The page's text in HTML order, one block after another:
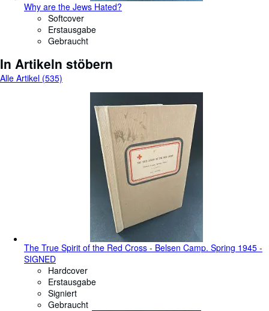
Why are the Jews Hated?
Softcover
Erstausgabe
Gebraucht
In Artikeln stöbern
Alle Artikel (535)
The True Spirit of the Red Cross - Belsen Camp. Spring 1945 -
SIGNED
Hardcover
Erstausgabe
Signiert
Gebraucht